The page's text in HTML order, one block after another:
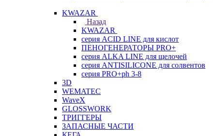
KWAZAR
Назад
KWAZAR
серия ACID LINE для кислот
ПЕНОГЕНЕРАТОРЫ PRO+
серия ALKA LINE для щелочей
серия ANTISILICONE для солвентов
серия PRO+ph 3-8
3D
WEMATEC
WaveX
GLOSSWORK
ТРИГГЕРЫ
ЗАПАСНЫЕ ЧАСТИ